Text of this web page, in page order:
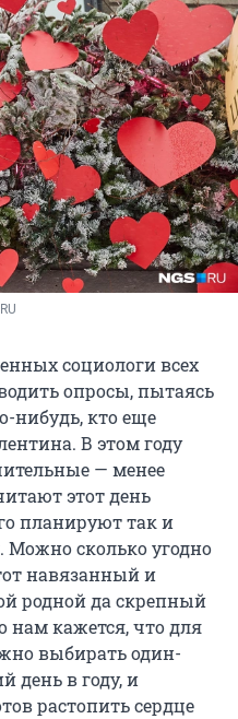
социологи всех
опросы, пытаясь
нибудь, кто еще
В этом году
— менее
этот день
планируют так и
Можно сколько угодно
навязанный и
родной да скрепный
нам кажется, что для
выбирать один-
день в году, и
растопить сердце